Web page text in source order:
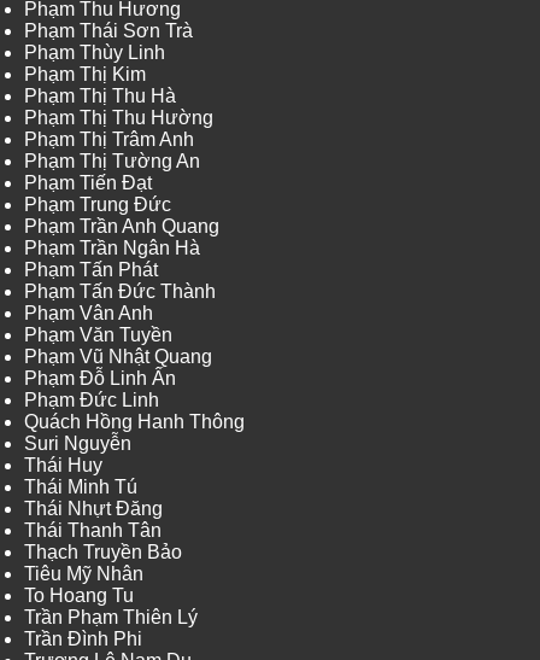
Phạm Thu Hương
Phạm Thái Sơn Trà
Phạm Thùy Linh
Phạm Thị Kim
Phạm Thị Thu Hà
Phạm Thị Thu Hường
Phạm Thị Trâm Anh
Phạm Thị Tường An
Phạm Tiến Đạt
Phạm Trung Đức
Phạm Trần Anh Quang
Phạm Trần Ngân Hà
Phạm Tấn Phát
Phạm Tấn Đức Thành
Phạm Vân Anh
Phạm Văn Tuyền
Phạm Vũ Nhật Quang
Phạm Đỗ Linh Ấn
Phạm Đức Linh
Quách Hồng Hanh Thông
Suri Nguyễn
Thái Huy
Thái Minh Tú
Thái Nhựt Đăng
Thái Thanh Tân
Thạch Truyền Bảo
Tiêu Mỹ Nhân
To Hoang Tu
Trần Phạm Thiên Lý
Trần Đình Phi